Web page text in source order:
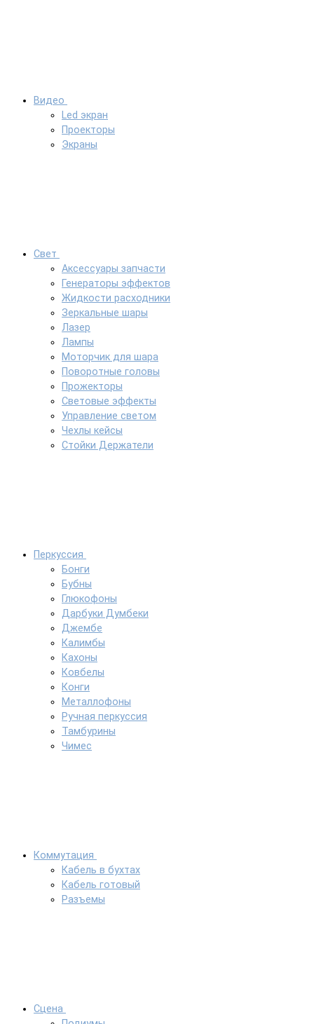
Видео
Led экран
Проекторы
Экраны
Свет
Аксессуары запчасти
Генераторы эффектов
Жидкости расходники
Зеркальные шары
Лазер
Лампы
Моторчик для шара
Поворотные головы
Прожекторы
Световые эффекты
Управление светом
Чехлы кейсы
Стойки Держатели
Перкуссия
Бонги
Бубны
Глюкофоны
Дарбуки Думбеки
Джембе
Калимбы
Кахоны
Ковбелы
Конги
Металлофоны
Ручная перкуссия
Тамбурины
Чимес
Коммутация
Кабель в бухтах
Кабель готовый
Разъемы
Сцена